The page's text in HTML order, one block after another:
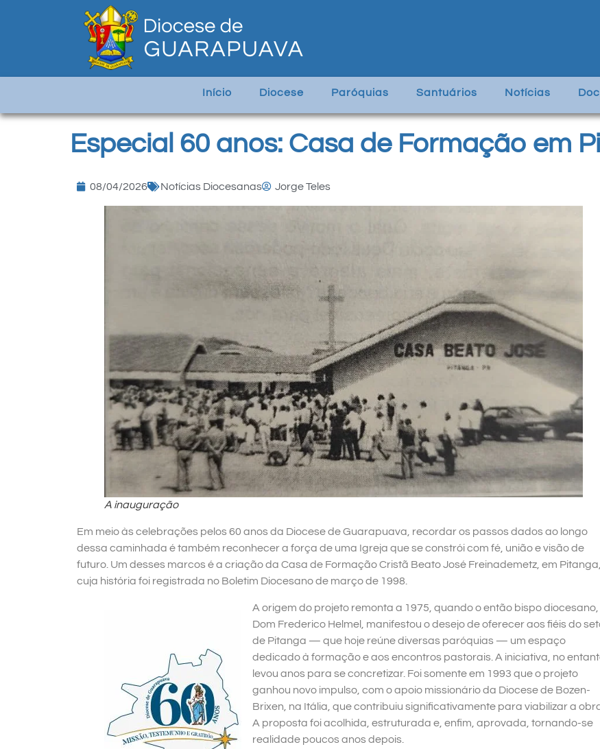
Início Diocese Paróquias Santuários Notícias
Especial 60 anos: Casa de Formação em
08/04/2026 Notícias Diocesanas Jorge Teles
A inauguração
Em meio às celebrações pelos 60 anos da Diocese de Guarapuava, recordar os passos dados ao longo
dessa caminhada é também reconhecer a força de uma Igreja que se constrói com fé, união e visão de
futuro. Um desses marcos é a criação da Casa de Formação Cristã Beato José Freinademetz, em Pitanga,
cuja história foi registrada no Boletim Diocesano de março de 1998.
A origem do projeto remonta a 1975, quando o então bispo diocesano,
Dom Frederico Helmel, manifestou o desejo de oferecer aos fiéis do
de Pitanga — que hoje reúne diversas paróquias — um espaço
dedicado à formação e aos encontros pastorais. A iniciativa, no
levou anos para se concretizar. Foi somente em 1993 que o projeto
ganhou novo impulso, com o apoio missionário da Diocese de Bozen-
Brixen, na Itália, que contribuiu significativamente para viabilizar a
A proposta foi acolhida, estruturada e, enfim, aprovada, tornando-se
realidade poucos anos depois.